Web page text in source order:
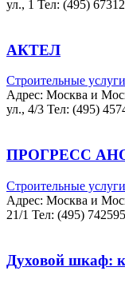
ул., 1 Teл: (495)
АКТЕЛ
Строительные услуги
Адрес: Москва и
ул., 4/3 Teл: (495)
ПРОГРЕСС
Строительные услуги
Адрес: Москва и
21/1 Teл: (495)
Духовой шкаф: